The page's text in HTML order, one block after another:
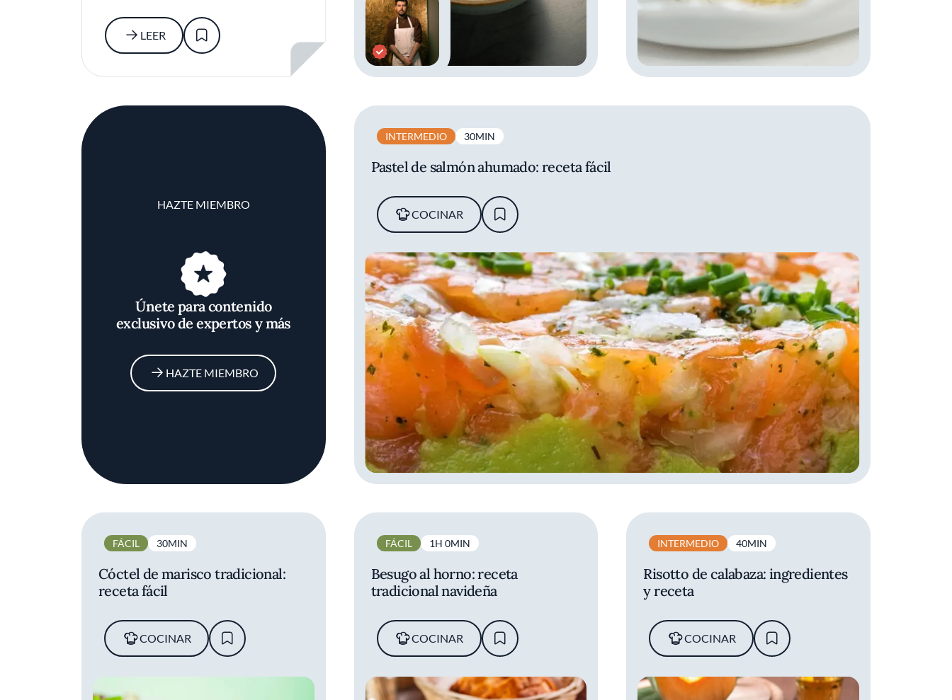
LEER
HAZTE MIEMBRO
Únete para contenido
exclusivo de expertos y más
HAZTE MIEMBRO
INTERMEDIO 30MIN
Pastel de salmón ahumado​: receta fácil
COCINAR
FÁCIL 30MIN
Cóctel de marisco tradicional​:
receta fácil
COCINAR
FÁCIL 1H 0MIN
Besugo al horno: receta
tradicional navideña
COCINAR
INTERMEDIO 40MIN
Risotto de calabaza: ingredientes
y receta
COCINAR